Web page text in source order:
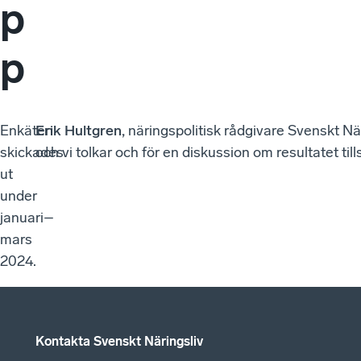
p
p
Enkäten
skickades
ut
under
januari–
mars
2024.
Erik Hultgren, näringspolitisk rådgivare Svenskt
och vi tolkar och för en diskussion om resultatet
Kontakta Svenskt Näringsliv